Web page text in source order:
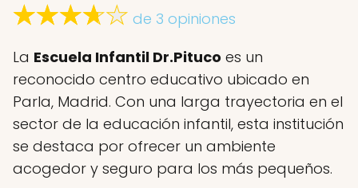
de 3 opiniones
La Escuela Infantil Dr.Pituco es un
reconocido centro educativo ubicado en
Parla, Madrid. Con una larga trayectoria en el
sector de la educación infantil, esta institución
se destaca por ofrecer un ambiente
acogedor y seguro para los más pequeños.